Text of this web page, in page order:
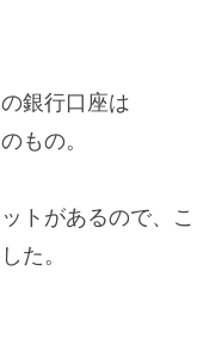
銀行口座は
もの。
トがあるので、こ
た。